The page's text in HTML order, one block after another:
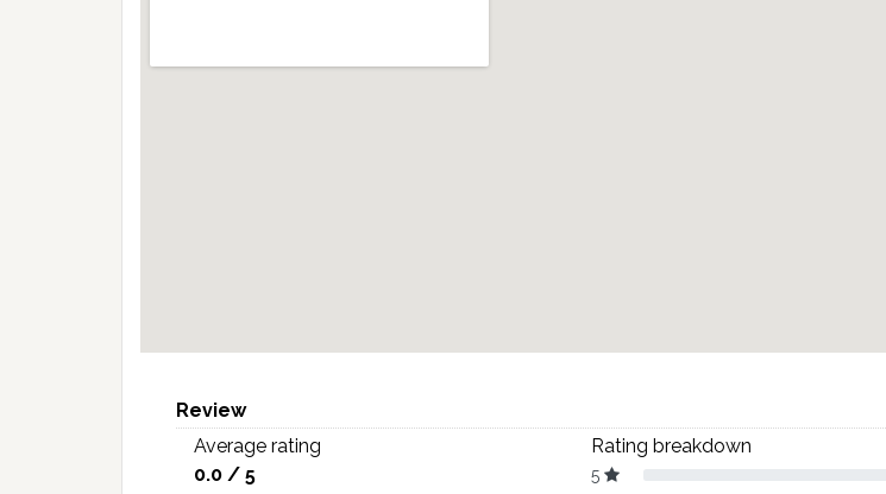
Review
Average rating
0.0 / 5
Rating breakdown
5